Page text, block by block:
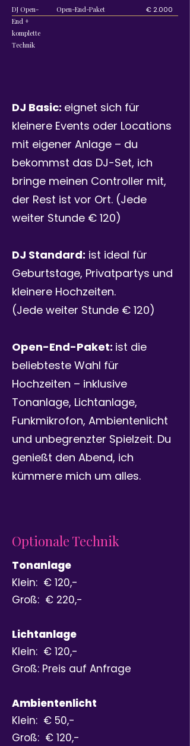
DJ Open-
End +
komplette
Technik
Open-End-Paket € 2.000
DJ Basic: eignet sich für
kleinere Events oder Locations
mit eigener Anlage – du
bekommst das DJ-Set, ich
bringe meinen Controller mit,
der Rest ist vor Ort. (Jede
weiter Stunde € 120)
DJ Standard: ist ideal für
Geburtstage, Privatpartys und
kleinere Hochzeiten.
(Jede weiter Stunde € 120)
Open-End-Paket: ist die
beliebteste Wahl für
Hochzeiten – inklusive
Tonanlage, Lichtanlage,
Funkmikrofon, Ambientenlicht
und unbegrenzter Spielzeit. Du
genießt den Abend, ich
kümmere mich um alles.
Optionale Technik
Tonanlage
Klein: € 120,-
Groß: € 220,-
Lichtanlage
Klein: € 120,-
Groß: Preis auf Anfrage
Ambientenlicht
Klein: € 50,-
Groß: € 120,-